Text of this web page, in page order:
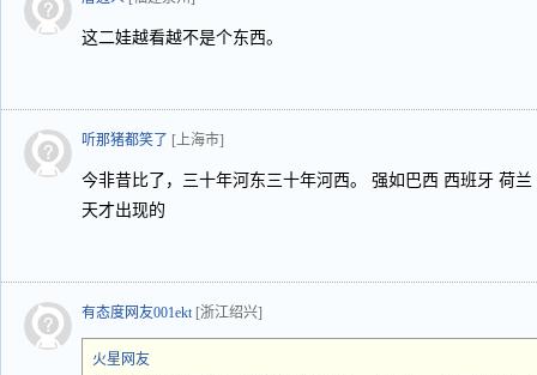
这二娃越看越不是个东西。
听那猪都笑了 [上海市]
今非昔比了，三十年河东三十年河西。 强如巴西 西班牙 荷
天才出现的
有态度网友001ekt [浙江绍兴]
火星网友